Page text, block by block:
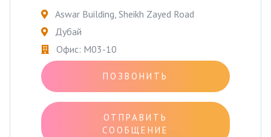
Aswar Building, Sheikh Zayed Road
Дубай
Офис: M03-10
ПОЗВОНИТЬ
ОТПРАВИТЬ
СООБЩЕНИЕ